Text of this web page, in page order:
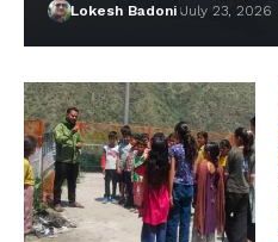
Lokesh Badoni July 23, 2026